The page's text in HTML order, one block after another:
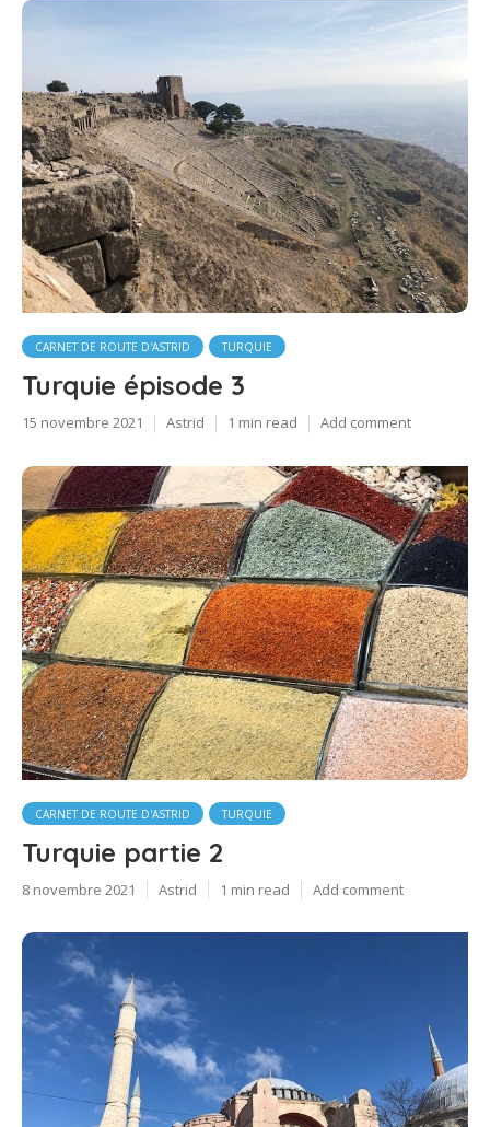
CARNET DE ROUTE D'ASTRID TURQUIE
Turquie épisode 3
15 novembre 2021 Astrid 1 min read Add comment
CARNET DE ROUTE D'ASTRID TURQUIE
Turquie partie 2
8 novembre 2021 Astrid 1 min read Add comment